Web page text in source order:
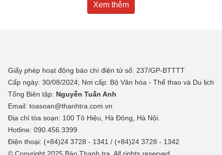
Xem thêm
Giấy phép hoạt động báo chí điện tử số: 237/GP-BTTTT
Cấp ngày: 30/08/2024; Nơi cấp: Bộ Văn hóa - Thể thao và Du lịch
Tổng Biên tập: Nguyễn Tuấn Anh
Email: toasoan@thanhtra.com.vn
Địa chỉ tòa soạn: 100 Tô Hiệu, Hà Đông, Hà Nội.
Hotline: 090.456.3399
Điện thoại: (+84)24 3728 - 1341 / (+84)24 3728 - 1342